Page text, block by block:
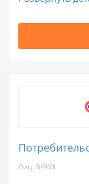
Лиц. №963